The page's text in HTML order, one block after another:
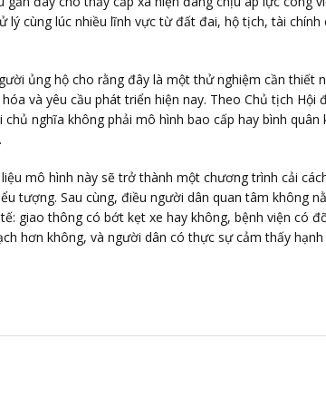
lý cùng lúc nhiều lĩnh vực từ đất đai, hộ tịch, tài
ủng hộ cho rằng đây là một thử nghiệm cần thiết
và yêu cầu phát triển hiện nay. Theo Chủ tịch Hội
chủ nghĩa không phải mô hình bao cấp hay bình
mô hình này sẽ trở thành một chương trình cải
tượng. Sau cùng, điều người dân quan tâm không
giao thông có bớt kẹt xe hay không, bệnh viện có
hơn không, và người dân có thực sự cảm thấy hạnh